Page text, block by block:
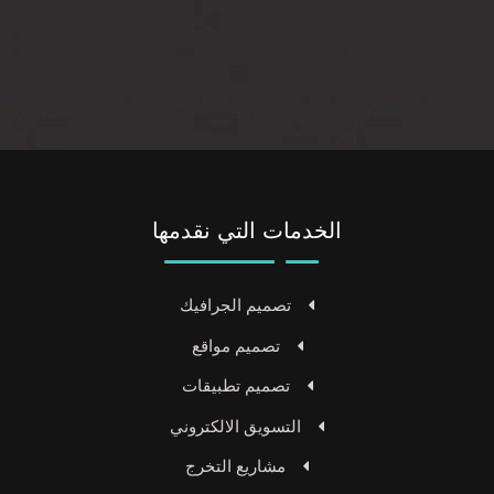
الخدمات التي نقدمها
تصميم الجرافيك
تصميم مواقع
تصميم تطبيقات
التسويق الالكتروني
مشاريع التخرج